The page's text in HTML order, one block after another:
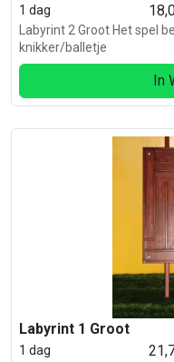
1 dag
Labyrint 2 Groot Het spel
knikker/balletje
In
Labyrint 1 Groot
1 dag